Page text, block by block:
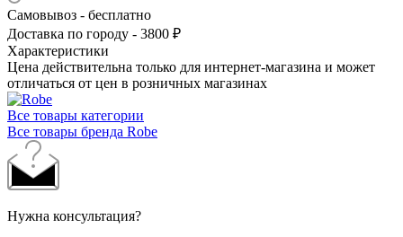
Самовывоз - бесплатно
Доставка по городу - 3800 ₽
Характеристики
Цена действительна только для интернет-магазина и может
отличаться от цен в розничных магазинах
Все товары категории
Все товары бренда Robe
Нужна консультация?